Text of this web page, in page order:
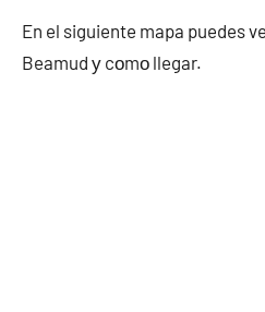
En el siguiente mapa puedes
Beamud у cοmο llegar.